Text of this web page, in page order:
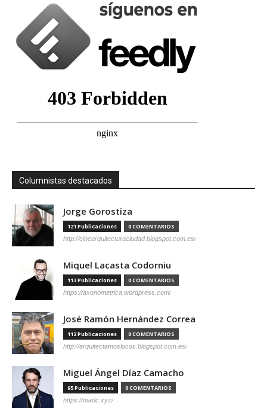
Columnistas destacados
Jorge Gorostiza
121 Publicaciones 0 COMENTARIOS
http://cinearquitecturaciudad.blogspot.com.es/
Miquel Lacasta Codorniu
113 Publicaciones 0 COMENTARIOS
https://axonometrica.wordpress.com/
José Ramón Hernández Correa
112 Publicaciones 0 COMENTARIOS
http://arquitectamoslocos.blogspot.com.es/
Miguel Ángel Díaz Camacho
95 Publicaciones 0 COMENTARIOS
https://madc.xyz/